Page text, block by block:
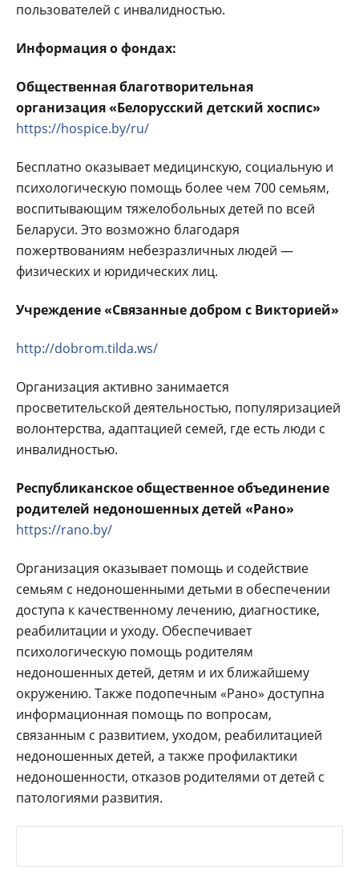
пользователей с инвалидностью.
Информация о фондах:
Общественная благотворительная
организация «Белорусский детский хоспис»
https://hospice.by/ru/
Бесплатно оказывает медицинскую, социальную и
психологическую помощь более чем 700 семьям,
воспитывающим тяжелобольных детей по всей
Беларуси. Это возможно благодаря
пожертвованиям небезразличных людей —
физических и юридических лиц.
Учреждение «Связанные добром с Викторией»
http://dobrom.tilda.ws/
Организация активно занимается
просветительской деятельностью, популяризацией
волонтерства, адаптацией семей, где есть люди с
инвалидностью.
Республиканское общественное объединение
родителей недоношенных детей «Рано»
https://rano.by/
Организация оказывает помощь и содействие
семьям с недоношенными детьми в обеспечении
доступа к качественному лечению, диагностике,
реабилитации и уходу. Обеспечивает
психологическую помощь родителям
недоношенных детей, детям и их ближайшему
окружению. Также подопечным «Рано» доступна
информационная помощь по вопросам,
связанным с развитием, уходом, реабилитацией
недоношенных детей, а также профилактики
недоношенности, отказов родителями от детей с
патологиями развития.